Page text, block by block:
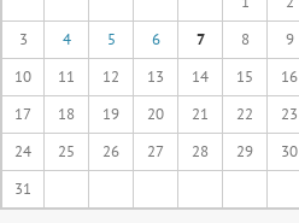
3
4 5 6 7 8
9
10
11 12 13 14 15
16
17
18 19 20 21 22
23
24
25 26 27 28 29
30
31